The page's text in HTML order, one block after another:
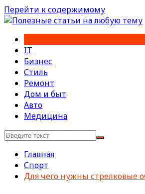
Перейти к содержимому
IT
Бизнес
Стиль
Ремонт
Дом и быт
Авто
Медицина
Главная
Спорт
Для чего нужны стрелковые